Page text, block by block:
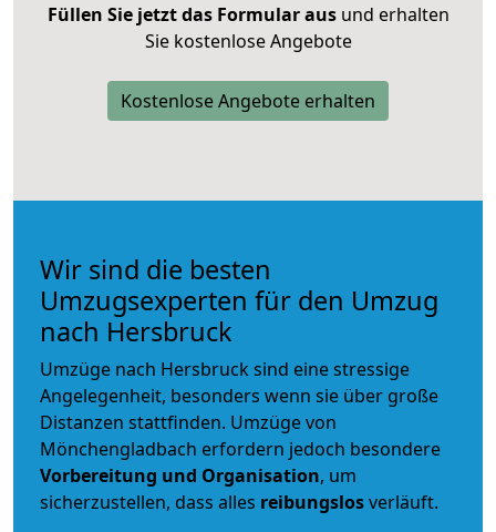
Füllen Sie jetzt das Formular ausund erhalten
Sie kostenlose Angebote
Kostenlose Angebote erhalten
Wir sind die besten
Umzugsexperten für den Umzug
nach Hersbruck
Umzüge nach Hersbruck sind eine stressige
Angelegenheit, besonders wenn sie über große
Distanzen stattfinden. Umzüge von
Mönchengladbach erfordern jedoch besondere
Vorbereitung und Organisation, um
sicherzustellen, dass alles reibungslosverläuft.